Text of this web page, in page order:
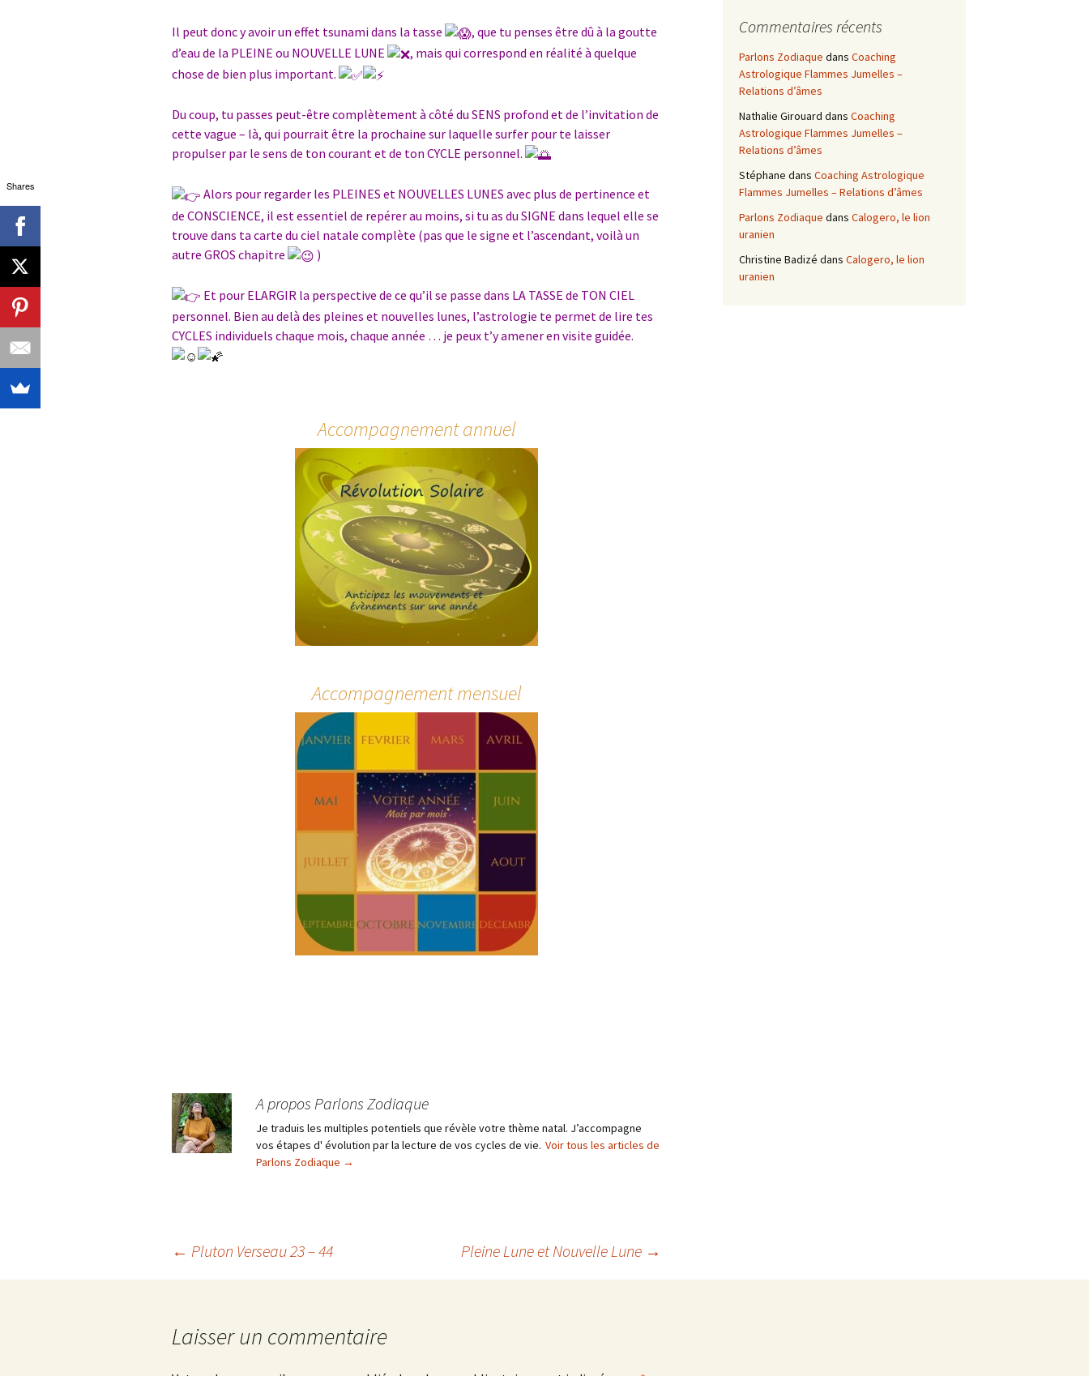
Il peut donc y avoir un effet tsunami dans la tasse
, que tu penses être dû à la goutte
d’eau de la PLEINE ou NOUVELLE LUNE
, mais qui correspond en réalité à quelque
chose de bien plus important.
Du coup, tu passes peut-être complètement à côté du SENS profond et de l’invitation de
cette vague – là, qui pourrait être la prochaine sur laquelle surfer pour te laisser
propulser par le sens de ton courant et de ton CYCLE personnel.
Alors pour regarder les PLEINES et NOUVELLES LUNES avec plus de pertinence et
de CONSCIENCE, il est essentiel de repérer au moins, si tu as du SIGNE dans lequel elle se
trouve dans ta carte du ciel natale complète (pas que le signe et l’ascendant, voilà un
autre GROS chapitre
)
Et pour ELARGIR la perspective de ce qu’il se passe dans LA TASSE de TON CIEL
personnel. Bien au delà des pleines et nouvelles lunes, l’astrologie te permet de lire tes
CYCLES individuels chaque mois, chaque année … je peux t’y amener en visite guidée.
Accompagnement annuel
Accompagnement mensuel
A propos Parlons Zodiaque
Je traduis les multiples potentiels que révèle votre thème natal. J’accompagne
vos étapes d' évolution par la lecture de vos cycles de vie. Voir tous les articles de
Parlons Zodiaque →
Navigation
← Pluton Verseau 23 – 44 Pleine Lune et Nouvelle Lune →
Laisser un commentaire
Commentaires récents
Parlons Zodiaque dans Coaching
Astrologique Flammes Jumelles –
Relations d’âmes
Nathalie Girouard dans Coaching
Astrologique Flammes Jumelles –
Relations d’âmes
Stéphane dans Coaching Astrologique
Flammes Jumelles – Relations d’âmes
Parlons Zodiaque dans Calogero, le lion
uranien
Christine Badizé dans Calogero, le lion
uranien
Shares